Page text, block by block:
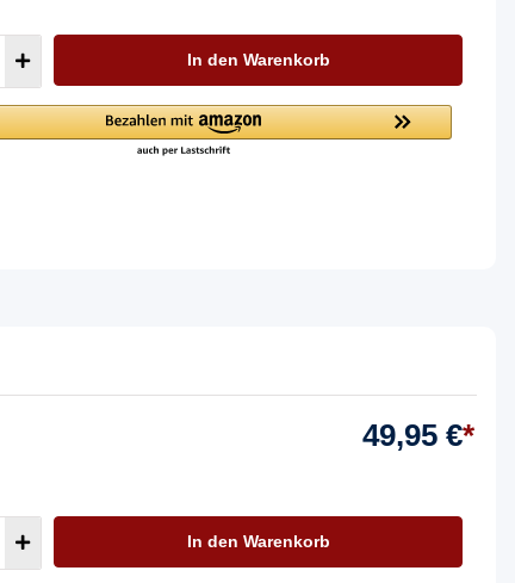
In den Warenkorb
49,95 €*
In den Warenkorb